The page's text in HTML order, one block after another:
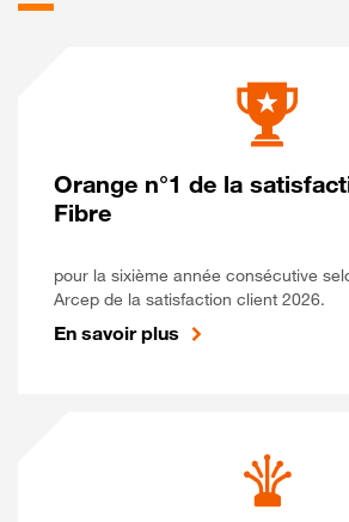
Orange n°1 de la
Fibre
pour la sixième année consécutive
Arcep de la satisfaction client 2026.
En savoir plus